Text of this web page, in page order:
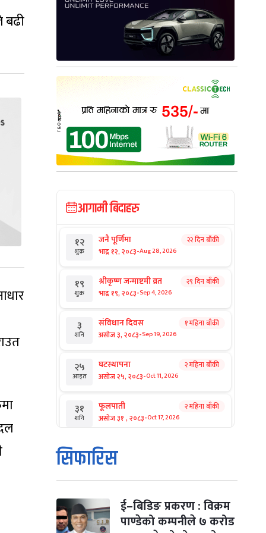
बढी
आगामी बिदाहरु
१२
शुक्र
जनै पूर्णिमा
भाद्र १२, २०८३-Aug 28, 2026
२२ दिन बाँकी
१९
शुक्र
श्रीकृष्ण जन्माष्टमी व्रत
भाद्र १९, २०८३-Sep 4, 2026
२९ दिन बाँकी
३
शनि
संविधान दिवस
असोज ३, २०८३-Sep 19, 2026
१ महिना बाँकी
२५
आइत
घटस्थापना
असोज २५, २०८३-Oct 11, 2026
२ महिना बाँकी
३१
शनि
फूलपाती
असोज ३१ , २०८३-Oct 17, 2026
२ महिना बाँकी
१
आइत
कार्तिक सङ्क्रान्ति
कार्तिक १, २०८३
मंगल कार्तिक ३, २०८३-Oct 20, 2026
सिफारिस
ई–बिडिङ प्रकरण : विक्रम
पाण्डेको कम्पनीले ७ करोड